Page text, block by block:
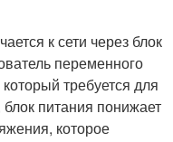
к сети через блок
переменного
требуется для
питания понижает
которое